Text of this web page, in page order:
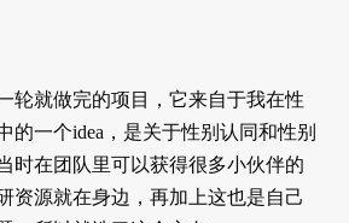
轮就做完的项目，它来自于我在性
的一个idea，是关于性别认同和性别
时在团队里可以获得很多小伙伴的
资源就在身边，再加上这也是自己